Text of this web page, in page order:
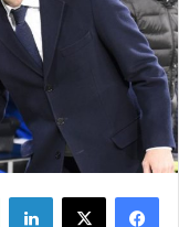
فيسبوك ‫X